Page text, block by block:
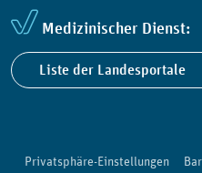
Medizinischer Dienst:
Liste der Landesportale
Privatsphäre-Einstellungen